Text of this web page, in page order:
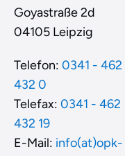
Goyastraße 2d
04105 Leipzig
Telefon: 0341 - 462
432 0
Telefax: 0341 - 462
432 19
E-Mail: info(at)opk-